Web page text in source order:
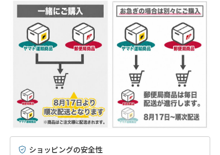
ショッピングの安全性